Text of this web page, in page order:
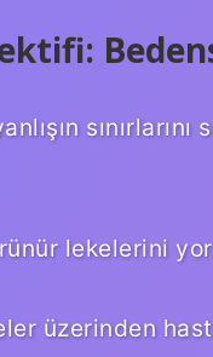
lekelerini
üzerinden